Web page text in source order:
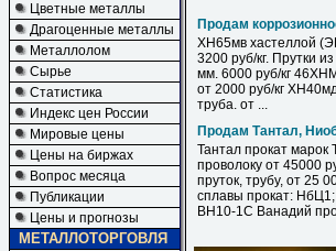
Цветные металлы
Драгоценные металлы
Металлолом
Сырье
Статистика
Индекс цен России
Мировые цены
Цены на биржах
Вопрос месяца
Публикации
Цены и прогнозы
МЕТАЛЛОТОРГОВЛЯ
Продам
ХН65мв хастеллой
3200 руб/кг. Прутки
мм. 6000 руб/кг
от 2000 руб/кг
труба. от ...
Продам Тантал,
Тантал прокат марок
проволоку от 45000
пруток, трубу, от 25
сплавы прокат:
ВН10-1С Ванадий